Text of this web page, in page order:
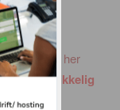
gratis her
en skikkelig